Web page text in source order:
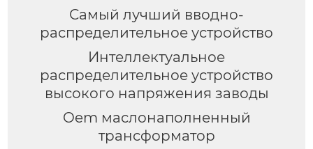
Самый лучший вводно-
распределительное устройство
Интеллектуальное
распределительное устройство
высокого напряжения заводы
Oem маслонаполненный
трансформатор